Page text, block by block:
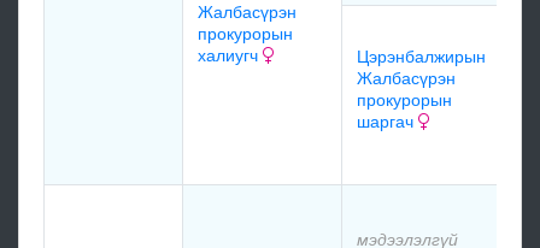
Жалбасүрэн
прокурорын
халиугч
Цэрэнбалжирын
Жалбасүрэн
прокурорын
шаргач
мэдээлэлгүй